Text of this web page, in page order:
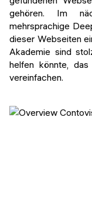
gehören. Im
mehrsprachige
dieser Webseiten
Akademie sind
helfen könnte,
vereinfachen.